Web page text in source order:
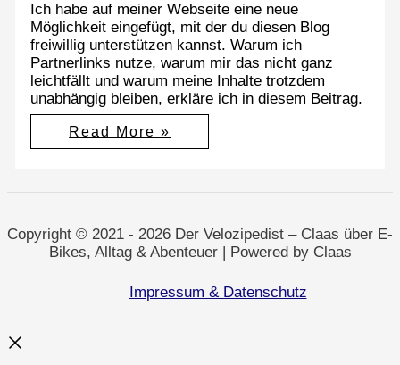
Ich habe auf meiner Webseite eine neue
Möglichkeit eingefügt, mit der du diesen Blog
freiwillig unterstützen kannst. Warum ich
Partnerlinks nutze, warum mir das nicht ganz
leichtfällt und warum meine Inhalte trotzdem
unabhängig bleiben, erkläre ich in diesem Beitrag.
Warum
du
kannst
Read More »
Copyright © 2021 - 2026 Der Velozipedist – Claas über E-
Bikes, Alltag & Abenteuer | Powered by Claas
Impressum & Datenschutz